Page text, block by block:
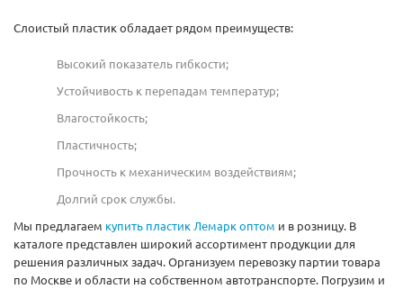
Слоистый пластик обладает рядом преимуществ:
Высокий показатель гибкости;
Устойчивость к перепадам температур;
Влагостойкость;
Пластичность;
Прочность к механическим воздействиям;
Долгий срок службы.
Мы предлагаем купить пластик Лемарк оптом и в розницу. В
каталоге представлен широкий ассортимент продукции для
решения различных задач. Организуем перевозку партии товара
по Москве и области на собственном автотранспорте. Погрузим и